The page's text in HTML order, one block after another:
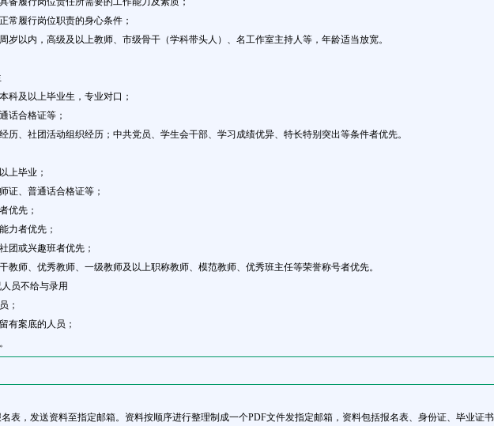
常履行岗位职责的身心条件；
岁以内，高级及以上教师、市级骨干（学科带头人）、名工作室主持人等，年龄适当放宽。
科及以上毕业生，专业对口；
话合格证等；
历、社团活动组织经历；中共党员、学生会干部、学习成绩优异、特长特别突出等条件者优先。
上毕业；
证、普通话合格证等；
优先；
力者优先；
团或兴趣班者优先；
教师、优秀教师、一级教师及以上职称教师、模范教师、优秀班主任等荣誉称号者优先。
人员不给与录用
；
有案底的人员；
表，发送资料至指定邮箱。资料按顺序进行整理制成一个PDF文件发指定邮箱，资料包括报名表、身份证、毕业证